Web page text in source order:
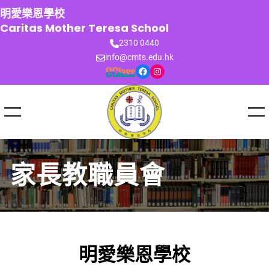
跳
至
主
明愛樂恩學校
Caritas Mother Teresa School
2310 0440
info@cmts.edu.hk
Facebook Instagram
家長教職員會
明愛樂恩學校